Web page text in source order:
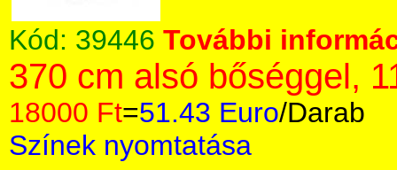
Kód: 39446 További
370 cm alsó bőséggel,
18000 Ft=51.43 Euro/Darab
Színek nyomtatása